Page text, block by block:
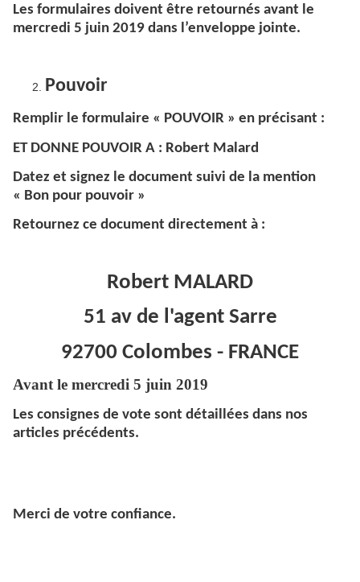
Les formulaires doivent être retournés avant le
mercredi 5 juin 2019 dans l’enveloppe jointe.
Pouvoir
Remplir le formulaire « POUVOIR » en précisant :
ET DONNE POUVOIR A : Robert Malard
Datez et signez le document suivi de la mention
« Bon pour pouvoir »
Retournez ce document directement à :
Robert MALARD
51 av de l'agent Sarre
92700 Colombes - FRANCE
Avant le mercredi 5 juin 2019
Les consignes de vote sont détaillées dans nos
articles précédents.
Merci de votre confiance.